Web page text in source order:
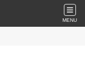
MENU